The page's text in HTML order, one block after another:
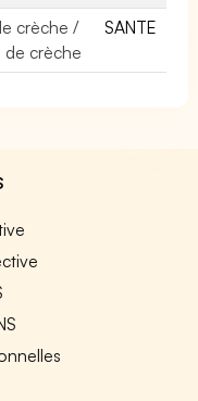
crèche /
de crèche
SANTE